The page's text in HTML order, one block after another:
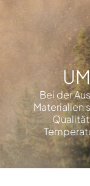
Bei der
Materialien